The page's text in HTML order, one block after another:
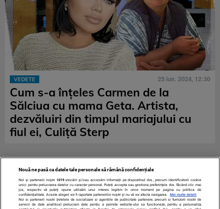
VEDETE 25 iun. 2024, 12:30
Cum s-a înțeles Carmen de la
Sălciua cu mama Geta. Artista,
dezvăluiri din timpul mariajului cu
fiul ei, Culiţă Sterp
Nouă ne pasă ca datele tale personale să rămână confidențiale
Noi și partenerii noștri 1019stocăm și/sau accesăm informații pe dispozitivul dvs., precum identificatorii cookie
unici pentru prelucrarea datelor cu caracter personal. Puteți accepta sau gestiona preferințele dvs. făcând clic mai
jos, respectiv vă puteți opune utilizării unui interes legitim în orice moment pe pagina cu politica de
confidențialitate. Aceste alegeri vor fi raportate partenerilor noștri și nu vă vor afecta navigarea.
Mai multe detalii
Noi si partenerii nostri (retelele de socializare si agentiile de publicitate partenere, precum si furnizorii nostri de
servicii de date analitice) prelucram date pentru a permite website-ului sa functioneze, pentru a personaliza